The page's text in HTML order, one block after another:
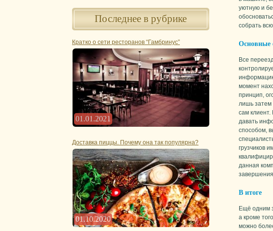
Последнее в рубрике
Кратко о сети ресторанов “Гамбринус”
01.01.2021
Доставка пиццы. Почему она так популярна?
01.10.2020
уютную и
собрать
Основные
Все
момент
принцип,
лишь затем
сам
давать
способом,
грузчиков
данная
В итоге
Ещё одним
а кроме
можно